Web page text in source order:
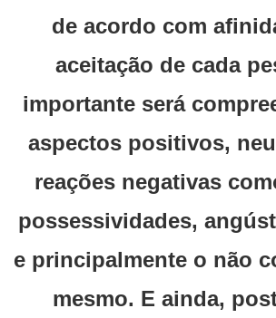
de acordo com
aceitação de cada
importante será
aspectos positivos,
reações negativas
possessividades,
e principalmente o não
mesmo. E ainda,